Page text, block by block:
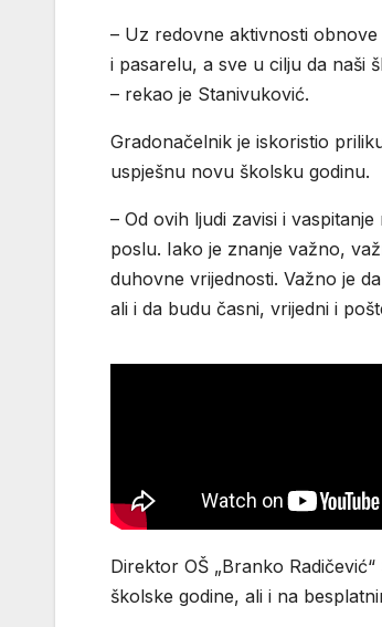
– Uz redovne aktivnosti
i pasarelu, a sve u cilju da naši
– rekao je Stanivuković.
Gradonačelnik je iskoristio
uspješnu novu školsku godinu.
– Od ovih ljudi zavisi i
poslu. Iako je znanje važno,
duhovne vrijednosti. Važno je
ali i da budu časni, vrijedni i
Direktor OŠ „Branko
školske godine, ali i na